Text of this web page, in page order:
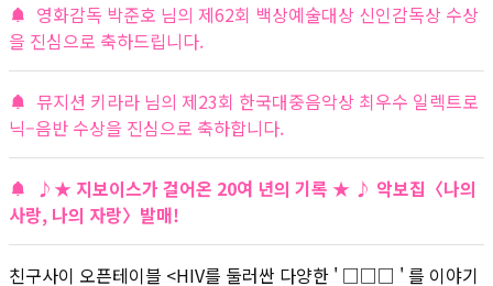
영화감독 박준호 님의 제62회 백상예술대상 신인감독상 수상
을 진심으로 축하드립니다.
뮤지션 키라라 님의 제23회 한국대중음악상 최우수 일렉트로
닉–음반 수상을 진심으로 축하합니다.
♪★ 지보이스가 걸어온 20여 년의 기록 ★ ♪ 악보집〈나의
사랑, 나의 자랑〉발매!
친구사이 오픈테이블 <HIV를 둘러싼 다양한 ' □□□ ' 를 이야기